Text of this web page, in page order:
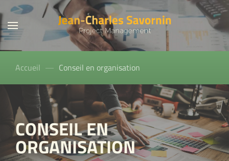
Accueil Conseil en organisation
CONSEIL EN
ORGANISATION